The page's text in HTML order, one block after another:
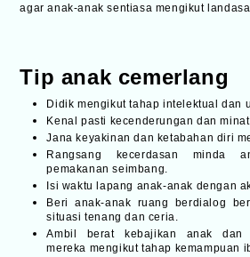
agar anak-anak sentiasa mengikut
Tip anak cemerlang
Didik mengikut tahap intelektual dan
Kenal pasti kecenderungan dan
Jana keyakinan dan ketabahan diri
Rangsang kecerdasan minda
pemakanan seimbang.
Isi waktu lapang anak-anak dengan
Beri anak-anak ruang berdialog
situasi tenang dan ceria.
Ambil berat kebajikan anak dan
mereka mengikut tahap kemampuan